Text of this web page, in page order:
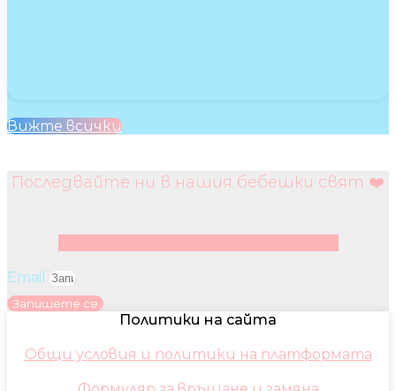
Вижте всички
Последвайте ни в нашия бебешки свят ❤️
Email
Запишете се
Политики на сайта
Общи условия и политики на платформата